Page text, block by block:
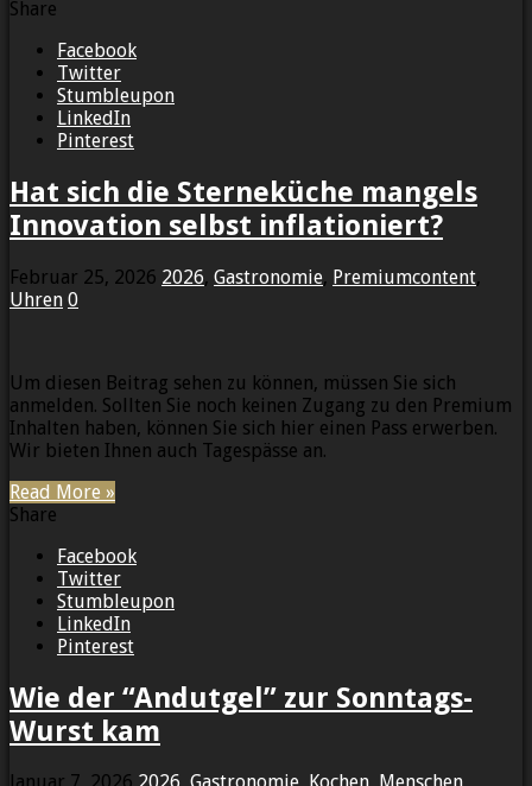
Share
Facebook
Twitter
Stumbleupon
LinkedIn
Pinterest
Hat sich die Sterneküche mangels
Innovation selbst inflationiert?
Februar 25, 2026 2026, Gastronomie, Premiumcontent,
Uhren 0
Um diesen Beitrag sehen zu können, müssen Sie sich
anmelden. Sollten Sie noch keinen Zugang zu den Premium
Inhalten haben, können Sie sich hier einen Pass erwerben.
Wir bieten Ihnen auch Tagespässe an.
Read More »
Share
Facebook
Twitter
Stumbleupon
LinkedIn
Pinterest
Wie der “Andutgel” zur Sonntags-
Wurst kam